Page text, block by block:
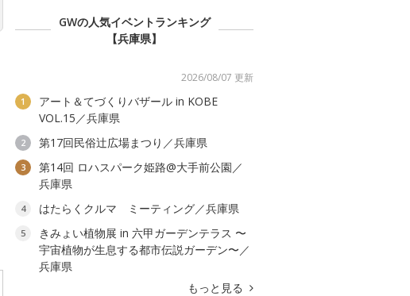
GWの人気イベントランキング
【兵庫県】
2026/08/07 更新
1
アート＆てづくりバザール in KOBE
VOL.15／兵庫県
2 第17回民俗辻広場まつり／兵庫県
3
第14回 ロハスパーク姫路@大手前公園／
兵庫県
4 はたらくクルマ ミーティング／兵庫県
5
きみょい植物展 in 六甲ガーデンテラス 〜
宇宙植物が生息する都市伝説ガーデン〜／
兵庫県
もっと見る